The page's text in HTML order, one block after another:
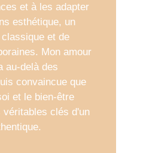
et à les adapter
esthétique, un
et de
Mon amour
au-delà des
convaincue que
et le bien-être
véritables clés d'un